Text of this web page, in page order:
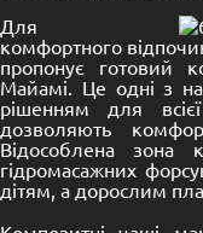
Для
комфортного
пропонує готовий
Майамі. Це одні з
рішенням для
дозволяють
Відособлена зона
гідромасажних
дітям, а дорослим